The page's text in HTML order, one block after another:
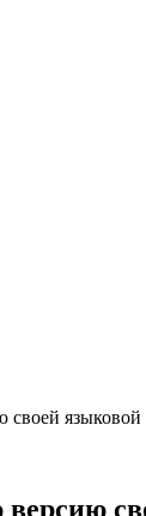
своей
версию